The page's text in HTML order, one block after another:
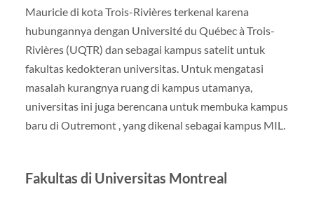
Mauricie di kota Trois-Rivières terkenal karena
hubungannya dengan Université du Québec à Trois-
Rivières (UQTR) dan sebagai kampus satelit untuk
fakultas kedokteran universitas. Untuk mengatasi
masalah kurangnya ruang di kampus utamanya,
universitas ini juga berencana untuk membuka kampus
baru di Outremont , yang dikenal sebagai kampus MIL.
Fakultas di Universitas Montreal